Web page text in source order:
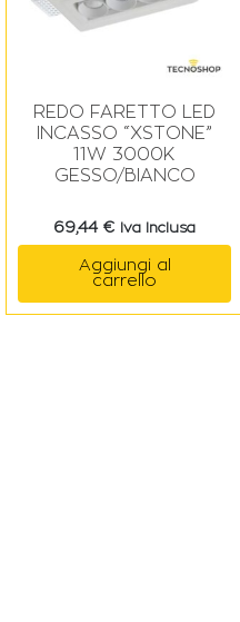
REDO FARETTO LED
INCASSO “XSTONE”
11W 3000K
GESSO/BIANCO
69,44 € Iva Inclusa
Aggiungi al
carrello